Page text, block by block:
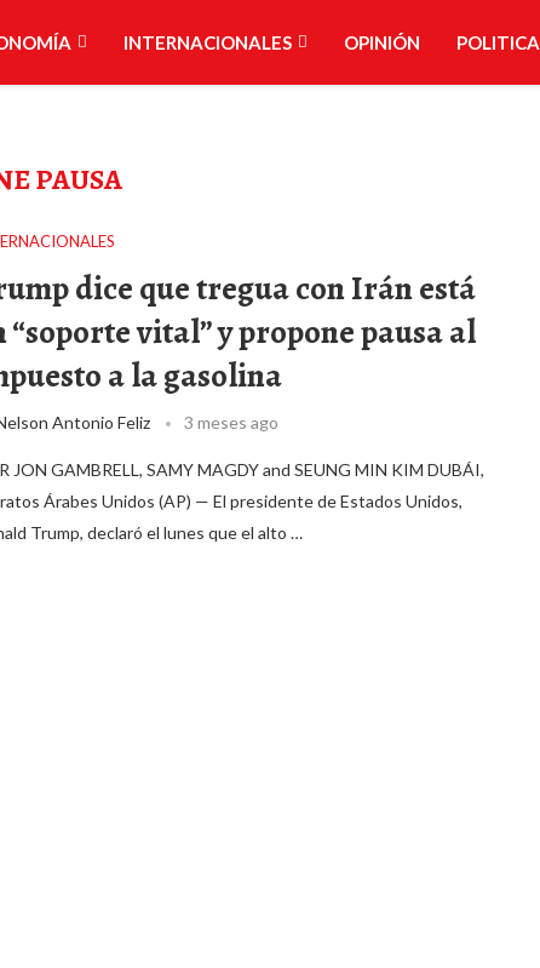
INTERNACIONALES OPINIÓN POLITICA
PAUSA
dice que tregua con Irán está
“soporte vital” y propone pausa al
a la gasolina
Antonio Feliz 3 meses ago
JON GAMBRELL, SAMY MAGDY and SEUNG MIN KIM DUBÁI,
Árabes Unidos (AP) — El presidente de Estados Unidos,
Trump, declaró el lunes que el alto …